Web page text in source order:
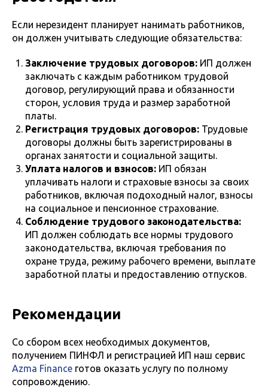
Если нерезидент планирует нанимать работников,
он должен учитывать следующие обязательства:
Заключение трудовых договоров: ИП должен
заключать с каждым работником трудовой
договор, регулирующий права и обязанности
сторон, условия труда и размер заработной
платы.
Регистрация трудовых договоров: Трудовые
договоры должны быть зарегистрированы в
органах занятости и социальной защиты.
Уплата налогов и взносов: ИП обязан
уплачивать налоги и страховые взносы за своих
работников, включая подоходный налог, взносы
на социальное и пенсионное страхование.
Соблюдение трудового законодательства:
ИП должен соблюдать все нормы трудового
законодательства, включая требования по
охране труда, режиму рабочего времени, выплате
заработной платы и предоставлению отпусков.
Рекомендации
Со сбором всех необходимых документов,
получением ПИНФЛ и регистрацией ИП наш сервис
Azma Finance готов оказать услугу по полному
сопровождению.